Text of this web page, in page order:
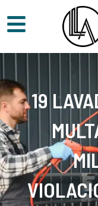
19